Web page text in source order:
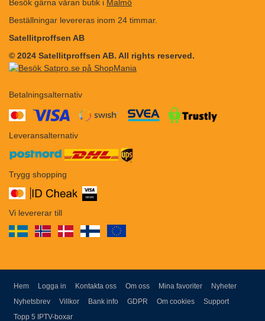
Besök gärna våran butik i Malmö
Beställningar levereras inom 24 timmar.
Satellitproffsen AB
© 2024 Satellitproffsen AB. All rights reserved.
Betalningsalternativ
Leveransalternativ
Trygg shopping
Vi levererar till
Hem Logga in Kontakta oss Om oss Mina favoriter Nyheter
Nyhetsbrev Villkor Bank info GDPR Om cookies Support
Topp 5 IPTV-boxar